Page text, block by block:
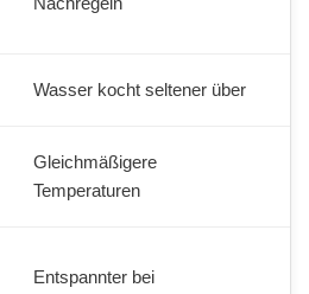
Wasser kocht seltener über
Gleichmäßigere
Temperaturen
Entspannter bei